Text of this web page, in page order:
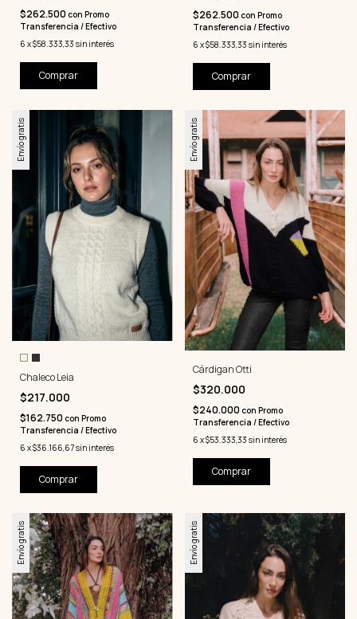
$262.500 con Promo
Transferencia / Efectivo
6 x$58.333,33 sin interés
Comprar
$262.500 con Promo
Transferencia / Efectivo
6 x$58.333,33 sin interés
Comprar
Envío gratis
Chaleco Leia
$217.000
$162.750 con Promo
Transferencia / Efectivo
6 x$36.166,67sin interés
Comprar
Envío gratis
Cárdigan Otti
$320.000
$240.000 con Promo
Transferencia / Efectivo
6 x$53.333,33 sin interés
Comprar
Envío gratis Envío gratis